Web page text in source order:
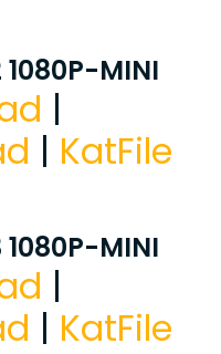
1080P-MINI
|
| KatFile
1080P-MINI
|
| KatFile